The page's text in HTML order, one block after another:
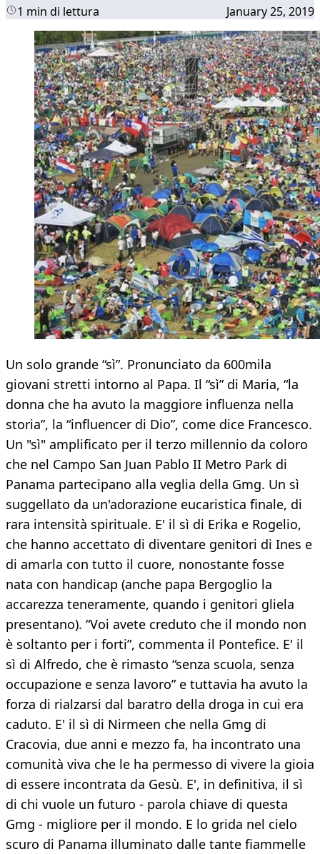
1 min di lettura January 25, 2019
Un solo grande “sì”. Pronunciato da 600mila
giovani stretti intorno al Papa. Il “sì” di Maria, “la
donna che ha avuto la maggiore influenza nella
storia”, la “influencer di Dio”, come dice Francesco.
Un "sì" amplificato per il terzo millennio da coloro
che nel Campo San Juan Pablo II Metro Park di
Panama partecipano alla veglia della Gmg. Un sì
suggellato da un'adorazione eucaristica finale, di
rara intensità spirituale. E' il sì di Erika e Rogelio,
che hanno accettato di diventare genitori di Ines e
di amarla con tutto il cuore, nonostante fosse
nata con handicap (anche papa Bergoglio la
accarezza teneramente, quando i genitori gliela
presentano). “Voi avete creduto che il mondo non
è soltanto per i forti”, commenta il Pontefice. E' il
sì di Alfredo, che è rimasto “senza scuola, senza
occupazione e senza lavoro” e tuttavia ha avuto la
forza di rialzarsi dal baratro della droga in cui era
caduto. E' il sì di Nirmeen che nella Gmg di
Cracovia, due anni e mezzo fa, ha incontrato una
comunità viva che le ha permesso di vivere la gioia
di essere incontrata da Gesù. E', in definitiva, il sì
di chi vuole un futuro - parola chiave di questa
Gmg - migliore per il mondo. E lo grida nel cielo
scuro di Panama illuminato dalle tante fiammelle